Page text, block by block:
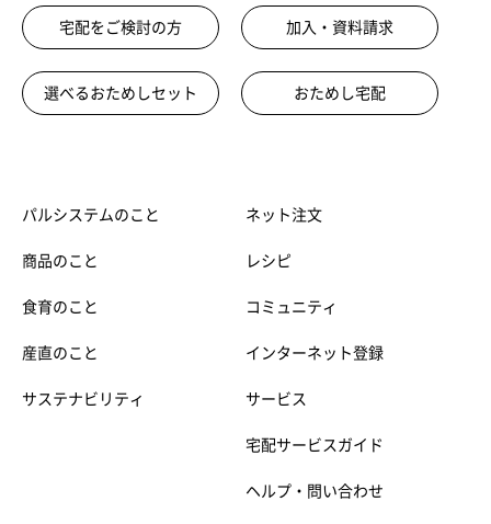
宅配をご検討の方 加入・資料請求
選べるおためしセット おためし宅配
パルシステムのこと
商品のこと
食育のこと
産直のこと
サステナビリティ
ネット注文
レシピ
コミュニティ
インターネット登録
サービス
宅配サービスガイド
ヘルプ・問い合わせ